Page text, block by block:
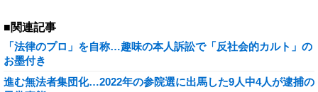
■関連記事
「法律のプロ」を自称…趣味の本人訴訟で「反社会的カルト」の
お墨付き
進む無法者集団化…2022年の参院選に出馬した9人中4人が逮捕の